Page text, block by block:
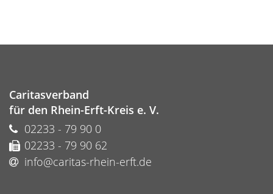
Caritasverband
für den Rhein-Erft-Kreis e. V.
02233 - 79 90 0
02233 - 79 90 62
info@caritas-rhein-erft.de